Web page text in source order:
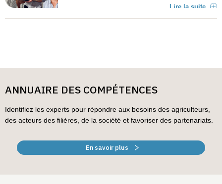
Lire la suite
ANNUAIRE DES COMPÉTENCES
Identifiez les experts pour répondre aux besoins des agriculteurs,
des acteurs des filières, de la société et favoriser des partenariats.
En savoir plus